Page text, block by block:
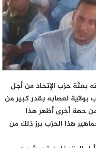
بعثة حزب الإتحاد من أجل
لعصابه بقدر كبير من
حهة أخرى أظهر هذا
هذا الحزب برز ذلك من